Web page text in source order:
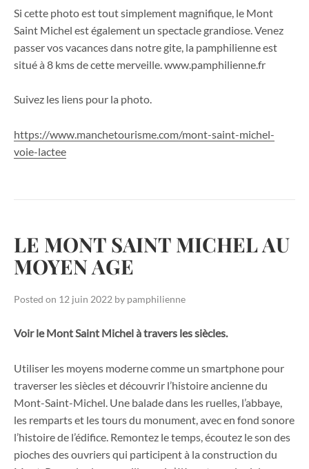
Si cette photo est tout simplement magnifique, le Mont
Saint Michel est également un spectacle grandiose. Venez
passer vos vacances dans notre gite, la pamphilienne est
situé à 8 kms de cette merveille. www.pamphilienne.fr
Suivez les liens pour la photo.
https://www.manchetourisme.com/mont-saint-michel-
voie-lactee
LE MONT SAINT MICHEL AU
MOYEN AGE
Posted on 12 juin 2022 by pamphilienne
Voir le Mont Saint Michel à travers les siècles.
Utiliser les moyens moderne comme un smartphone pour
traverser les siècles et découvrir l’histoire ancienne du
Mont-Saint-Michel. Une balade dans les ruelles, l’abbaye,
les remparts et les tours du monument, avec en fond sonore
l’histoire de l’édifice. Remontez le temps, écoutez le son des
pioches des ouvriers qui participent à la construction du